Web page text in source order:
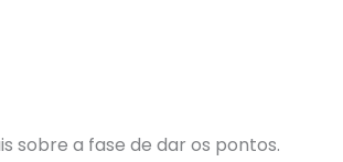
sobre a fase de dar os pontos.